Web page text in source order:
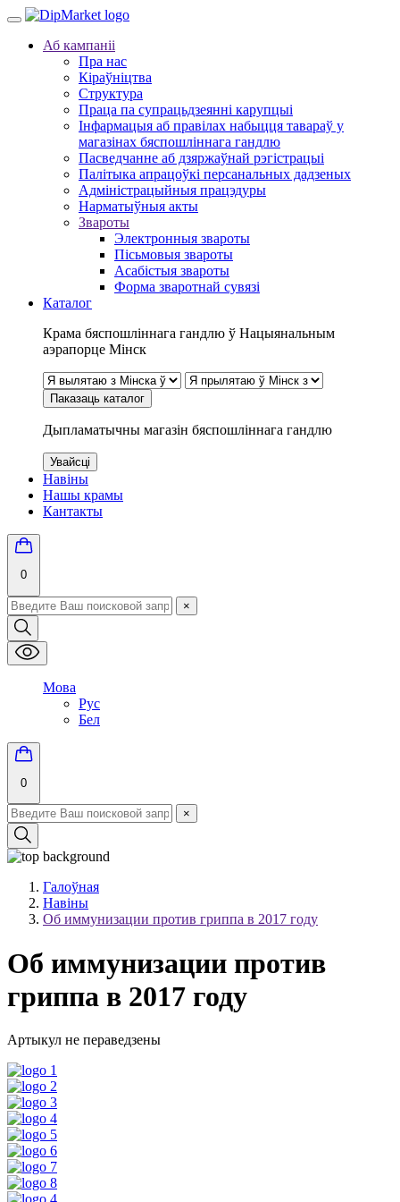
Аб кампаніі
Пра нас
Кіраўніцтва
Структура
Праца па супрацьдзеянні карупцыі
Інфармацыя аб правілах набыцця тавараў у
магазінах бяспошліннага гандлю
Пасведчанне аб дзяржаўнай рэгістрацыі
Палітыка апрацоўкі персанальных дадзеных
Адміністрацыйныя працэдуры
Нарматыўныя акты
Звароты
Электронныя звароты
Пісьмовыя звароты
Асабістыя звароты
Форма зваротнай сувязі
Каталог
Крама бяспошліннага гандлю ў Нацыянальным
аэрапорце Мінск
Паказаць каталог
Дыпламатычны магазін бяспошліннага гандлю
Увайсці
Навіны
Нашы крамы
Кантакты
0
×
Мова
Рус
Бел
0
×
Галоўная
Навіны
Об иммунизации против гриппа в 2017 году
Об иммунизации против
гриппа в 2017 году
Артыкул не пераведзены